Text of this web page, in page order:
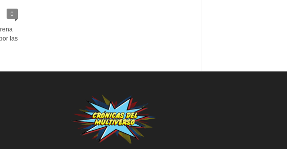
0
las